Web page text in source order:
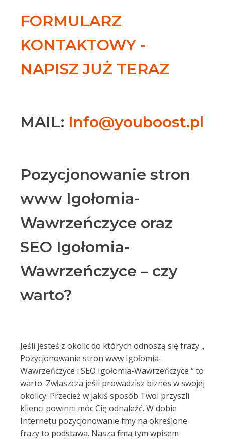
FORMULARZ
KONTAKTOWY -
NAPISZ JUŻ TERAZ
MAIL: Info@youboost.pl
Pozycjonowanie stron
www Igołomia-
Wawrzeńczyce oraz
SEO Igołomia-
Wawrzeńczyce – czy
warto?
Jeśli jesteś z okolic do których odnoszą się frazy „
Pozycjonowanie stron www Igołomia-
Wawrzeńczyce i SEO Igołomia-Wawrzeńczyce ‘’ to
warto. Zwłaszcza jeśli prowadzisz biznes w swojej
okolicy. Przecież w jakiś sposób Twoi przyszli
klienci powinni móc Cię odnaleźć. W dobie
Internetu pozycjonowanie firmy na określone
frazy to podstawa. Nasza firma tym wpisem